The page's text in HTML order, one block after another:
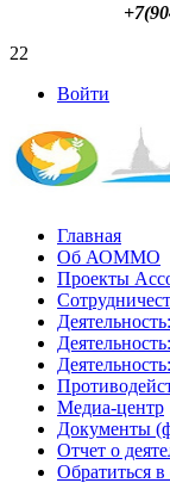
22
Войти
Главная
Об АОММО
Проекты
Медиа-центр
Документы
Отчет о
Обратиться